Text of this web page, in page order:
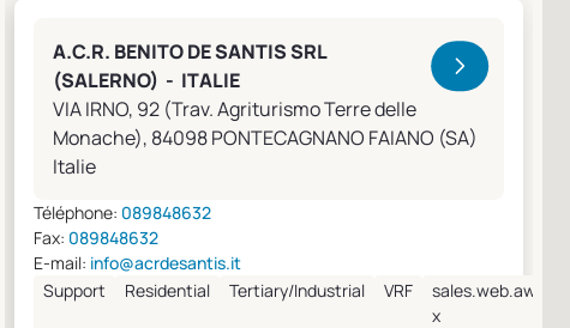
A.C.R. BENITO DE SANTIS SRL
(SALERNO) - ITALIE
VIA IRNO, 92 (Trav. Agriturismo Terre delle
Monache), 84098 PONTECAGNANO FAIANO (SA)
Italie
Téléphone: 089848632
Fax: 089848632
E-mail: info@acrdesantis.it
Support
Residential Tertiary/Industrial VRF
sales.web.away-
x